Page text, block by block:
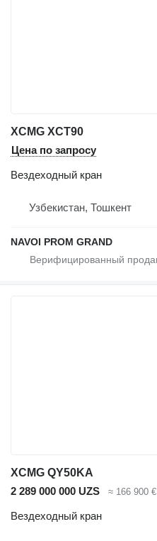
XCMG XCT90
Цена по запросу
Вездеходный кран
Узбекистан, Тошкент
NAVOI PROM GRAND
XCMG QY50KA
2 289 000 000 UZS
≈ 166 900 €
Вездеходный кран